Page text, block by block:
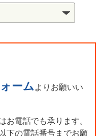
ーム よりお願いい
お電話でも承ります。
下の電話番号までお願